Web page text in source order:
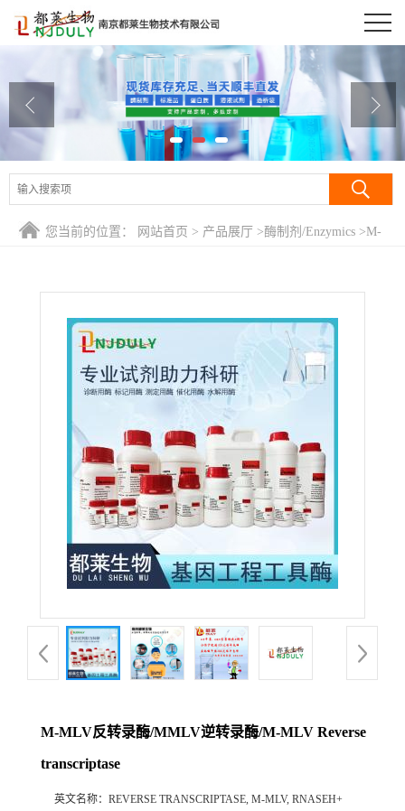
公司介绍
产品展厅
证书荣誉
您当前的位置： 网站首页 > 产品展厅 >酶制剂/Enzymics >M-
M-MLV反转录酶/MMLV逆转录酶/M-MLV Reverse
transcriptase
英文名称： REVERSE TRANSCRIPTASE, M-MLV, RNASEH+